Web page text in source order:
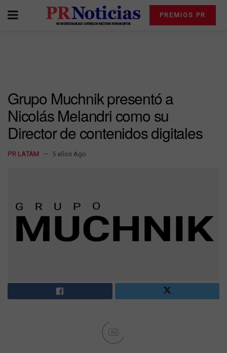
PREMIOS PR
Grupo Muchnik presentó a
Nicolás Melandri como su
Director de contenidos digitales
PR LATAM 5 años Ago
Ad